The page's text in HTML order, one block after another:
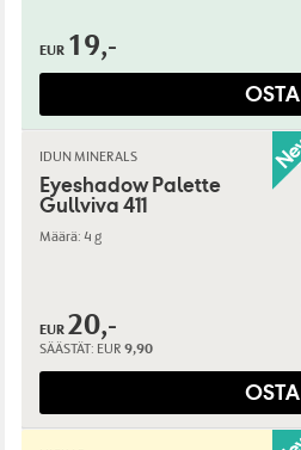
EUR 19,-
OSTA
IDUN MINERALS
Eyeshadow Palette
Gullviva 411
Määrä: 4 g
EUR 20,-
SÄÄSTÄT: EUR 9,90
OSTA